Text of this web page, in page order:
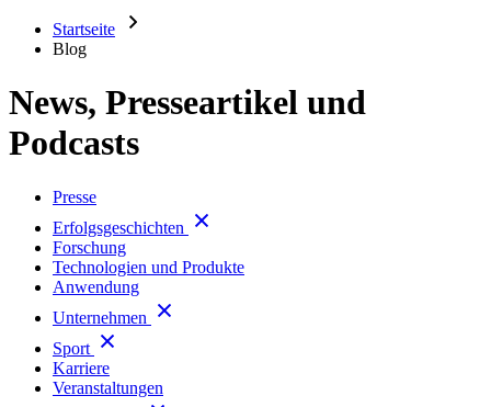
Startseite
Blog
News, Presseartikel und
Podcasts
Presse
Erfolgsgeschichten
Forschung
Technologien und Produkte
Anwendung
Unternehmen
Sport
Karriere
Veranstaltungen